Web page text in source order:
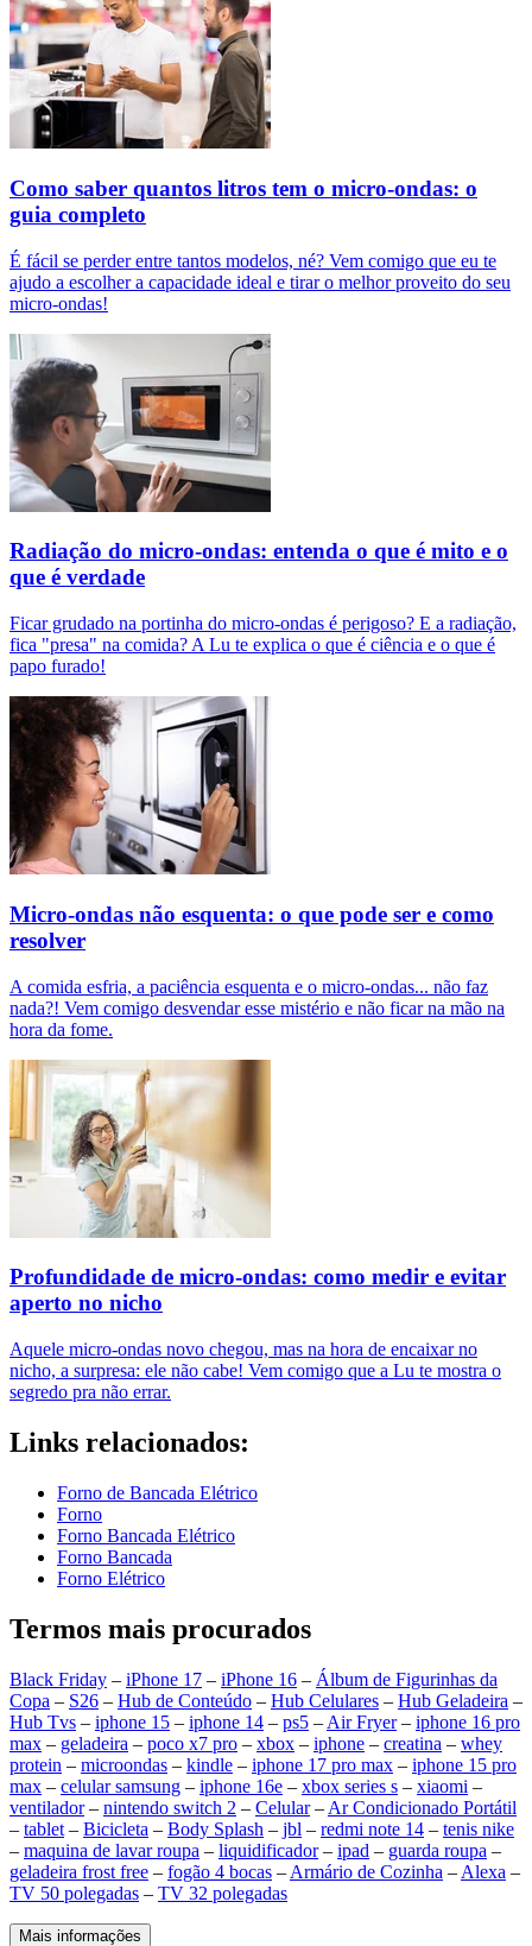
Como saber quantos litros tem o micro-ondas: o
guia completo
É fácil se perder entre tantos modelos, né? Vem comigo que eu te
ajudo a escolher a capacidade ideal e tirar o melhor proveito do seu
micro-ondas!
Radiação do micro-ondas: entenda o que é mito e o
que é verdade
Ficar grudado na portinha do micro-ondas é perigoso? E a radiação,
fica "presa" na comida? A Lu te explica o que é ciência e o que é
papo furado!
Micro-ondas não esquenta: o que pode ser e como
resolver
A comida esfria, a paciência esquenta e o micro-ondas... não faz
nada?! Vem comigo desvendar esse mistério e não ficar na mão na
hora da fome.
Profundidade de micro-ondas: como medir e evitar
aperto no nicho
Aquele micro-ondas novo chegou, mas na hora de encaixar no
nicho, a surpresa: ele não cabe! Vem comigo que a Lu te mostra o
segredo pra não errar.
Links relacionados:
Forno de Bancada Elétrico
Forno
Forno Bancada Elétrico
Forno Bancada
Forno Elétrico
Termos mais procurados
Black Friday – iPhone 17 – iPhone 16 – Álbum de Figurinhas da
Copa – S26 – Hub de Conteúdo – Hub Celulares – Hub Geladeira –
Hub Tvs – iphone 15 – iphone 14 – ps5 – Air Fryer– iphone 16 pro
max – geladeira – poco x7 pro – xbox – iphone – creatina – whey
protein – microondas – kindle – iphone 17 pro max – iphone 15 pro
max – celular samsung – iphone 16e – xbox series s – xiaomi –
ventilador– nintendo switch 2 – Celular– Ar Condicionado Portátil
– tablet – Bicicleta – Body Splash – jbl – redmi note 14 – tenis nike
– maquina de lavar roupa – liquidificador– ipad – guarda roupa –
geladeira frost free – fogão 4 bocas – Armário de Cozinha – Alexa –
TV 50 polegadas – TV 32 polegadas
Mais informações